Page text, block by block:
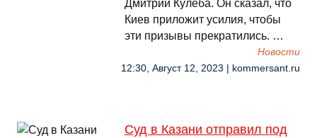
Дмитрий Кулеба. Он сказал, что
Киев приложит усилия, чтобы
эти призывы прекратились. …
Новости
12:30, Август 12, 2023 | kommersant.ru
Суд в Казани отправил под